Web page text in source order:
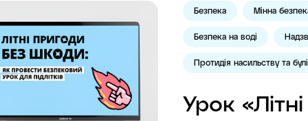
Безпека Мінна
Безпека на воді
Протидія насильству та
Урок